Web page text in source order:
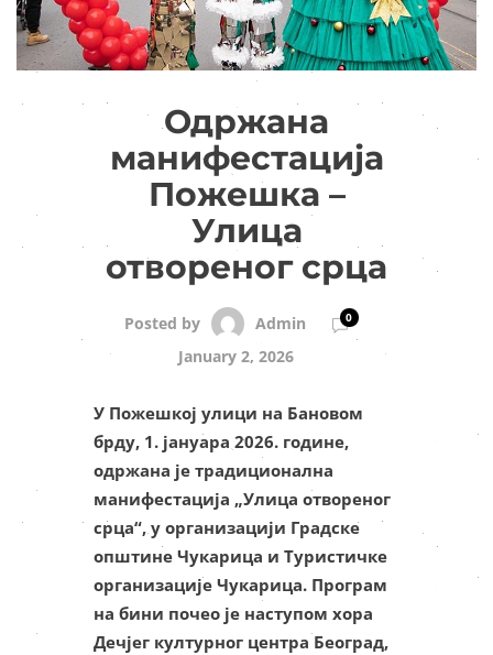
Одржана
манифестација
Пожешка –
Улица
отвореног срца
Posted by Admin 0
January 2, 2026
У Пожешкој улици на Бановом
брду, 1. јануара 2026. године,
одржана је традиционална
манифестација „Улица отвореног
срца“, у организацији Градске
општине Чукарица и Туристичке
организације Чукарица. Програм
на бини почео је наступом хора
Дечјег културног центра Београд,